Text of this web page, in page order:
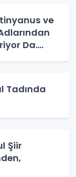
ve
Da.
Tadında
Şiir